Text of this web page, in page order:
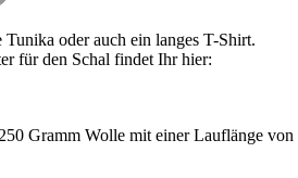
oder auch ein langes T-Shirt.
für den Schal findet Ihr hier:
Gramm Wolle mit einer Lauflänge